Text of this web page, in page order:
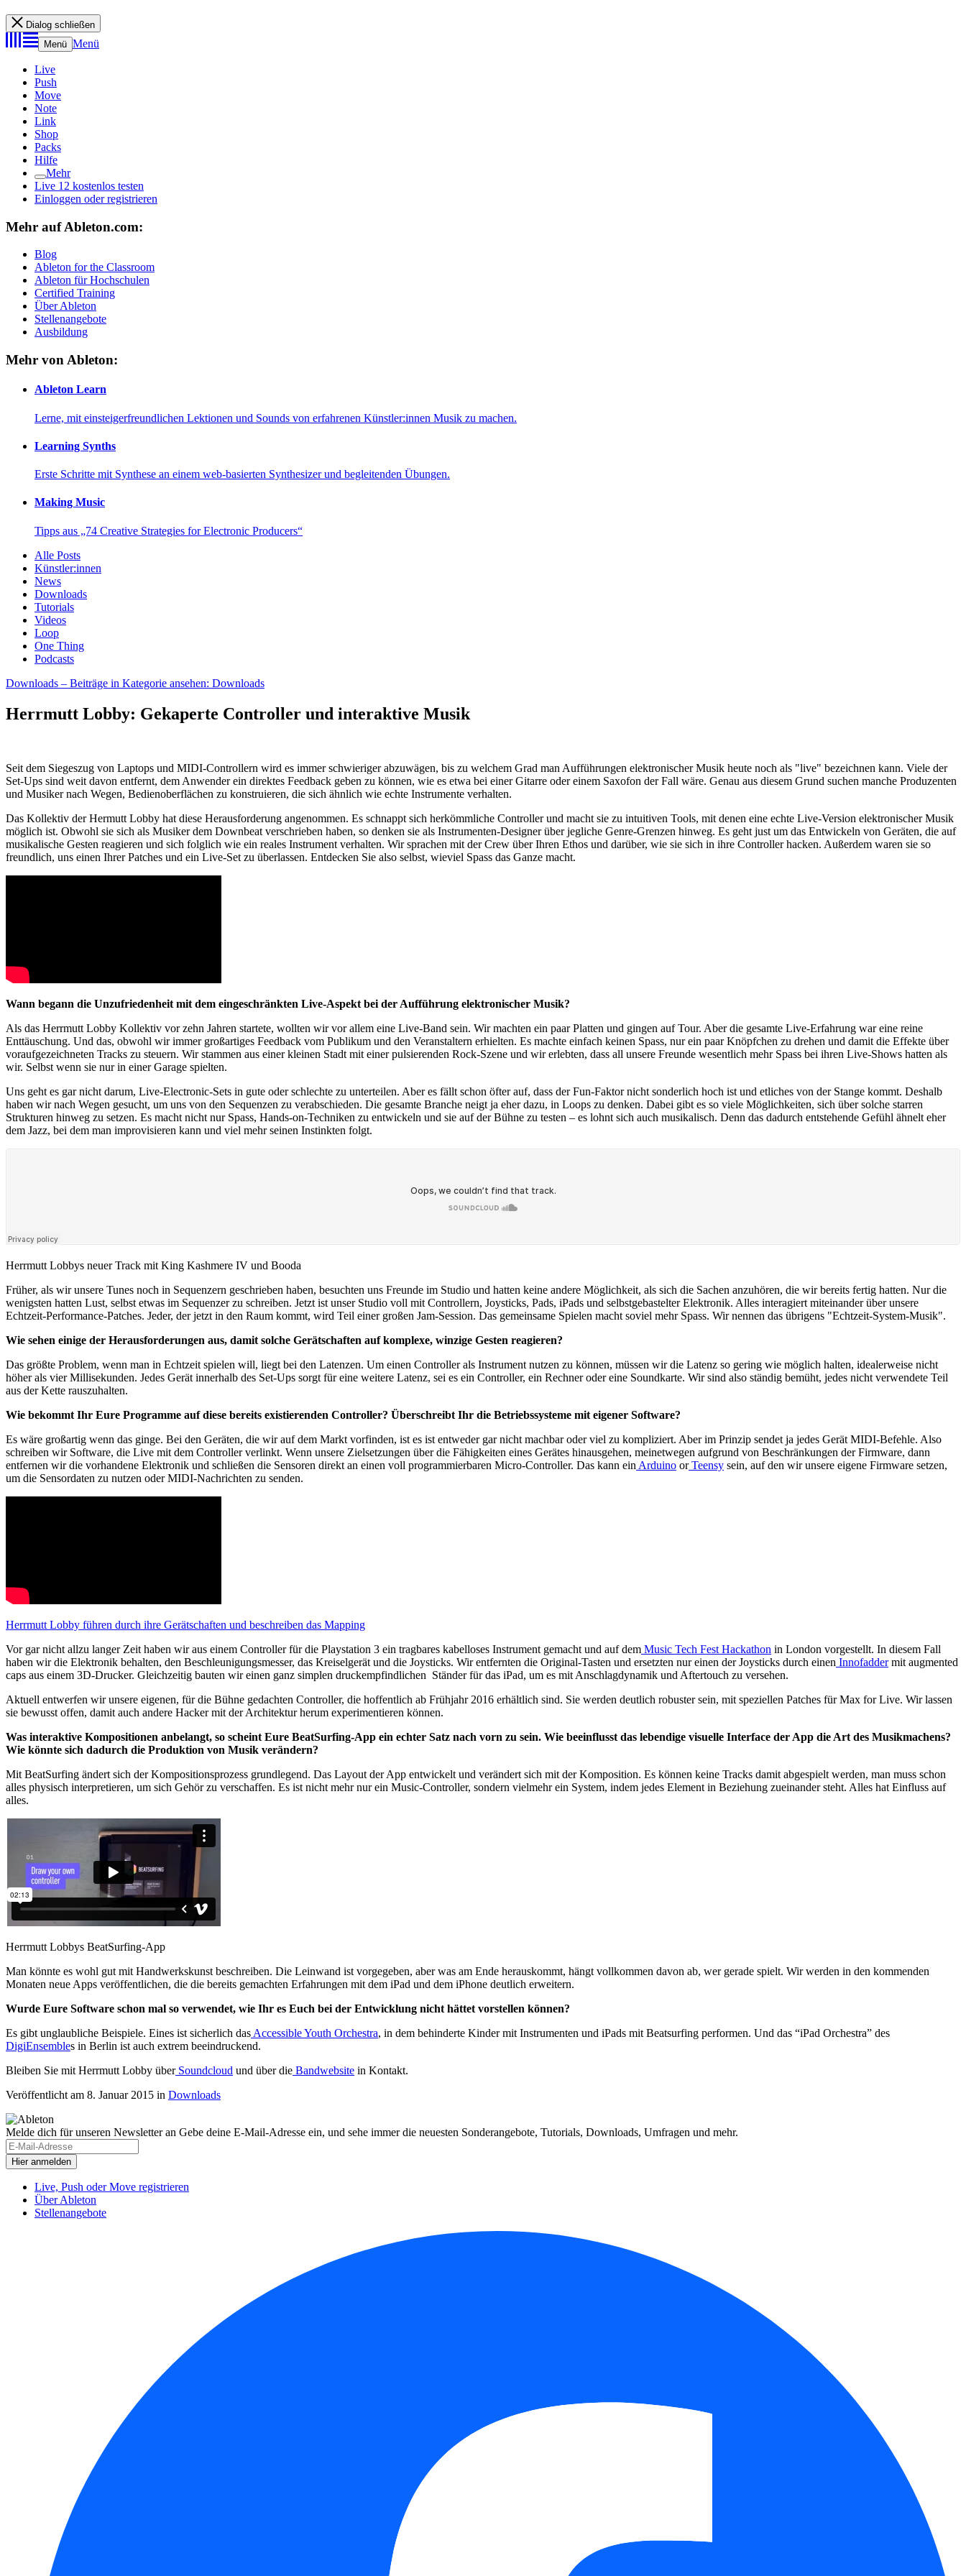
Dialog schließen
Menü Menü
Live
Push
Move
Note
Link
Shop
Packs
Hilfe
Mehr
Live 12 kostenlos testen
Einloggen oder registrieren
Mehr auf Ableton.com:
Blog
Ableton for the Classroom
Ableton für Hochschulen
Certified Training
Über Ableton
Stellenangebote
Ausbildung
Mehr von Ableton:
Ableton Learn
Lerne, mit einsteigerfreundlichen Lektionen und Sounds von erfahrenen Künstler:innen Musik zu machen.
Learning Synths
Erste Schritte mit Synthese an einem web-basierten Synthesizer und begleitenden Übungen.
Making Music
Tipps aus „74 Creative Strategies for Electronic Producers“
Alle Posts
Künstler:innen
News
Downloads
Tutorials
Videos
Loop
One Thing
Podcasts
Downloads – Beiträge in Kategorie ansehen: Downloads
Herrmutt Lobby: Gekaperte Controller und interaktive Musik
Seit dem Siegeszug von Laptops und MIDI-Controllern wird es immer schwieriger abzuwägen, bis zu welchem Grad man Aufführungen elektronischer Musik heute noch als "live" bezeichnen kann. Viele der
Set-Ups sind weit davon entfernt, dem Anwender ein direktes Feedback geben zu können, wie es etwa bei einer Gitarre oder einem Saxofon der Fall wäre. Genau aus diesem Grund suchen manche Produzenten
und Musiker nach Wegen, Bedienoberflächen zu konstruieren, die sich ähnlich wie echte Instrumente verhalten.
Das Kollektiv der Hermutt Lobby hat diese Herausforderung angenommen. Es schnappt sich herkömmliche Controller und macht sie zu intuitiven Tools, mit denen eine echte Live-Version elektronischer Musik
möglich ist. Obwohl sie sich als Musiker dem Downbeat verschrieben haben, so denken sie als Instrumenten-Designer über jegliche Genre-Grenzen hinweg. Es geht just um das Entwickeln von Geräten, die auf
musikalische Gesten reagieren und sich folglich wie ein reales Instrument verhalten. Wir sprachen mit der Crew über Ihren Ethos und darüber, wie sie sich in ihre Controller hacken. Außerdem waren sie so
freundlich, uns einen Ihrer Patches und ein Live-Set zu überlassen. Entdecken Sie also selbst, wieviel Spass das Ganze macht.
Wann begann die Unzufriedenheit mit dem eingeschränkten Live-Aspekt bei der Aufführung elektronischer Musik?
Als das Herrmutt Lobby Kollektiv vor zehn Jahren startete, wollten wir vor allem eine Live-Band sein. Wir machten ein paar Platten und gingen auf Tour. Aber die gesamte Live-Erfahrung war eine reine
Enttäuschung. Und das, obwohl wir immer großartiges Feedback vom Publikum und den Veranstaltern erhielten. Es machte einfach keinen Spass, nur ein paar Knöpfchen zu drehen und damit die Effekte über
voraufgezeichneten Tracks zu steuern. Wir stammen aus einer kleinen Stadt mit einer pulsierenden Rock-Szene und wir erlebten, dass all unsere Freunde wesentlich mehr Spass bei ihren Live-Shows hatten als
wir. Selbst wenn sie nur in einer Garage spielten.
Uns geht es gar nicht darum, Live-Electronic-Sets in gute oder schlechte zu unterteilen. Aber es fällt schon öfter auf, dass der Fun-Faktor nicht sonderlich hoch ist und etliches von der Stange kommt. Deshalb
haben wir nach Wegen gesucht, um uns von den Sequenzen zu verabschieden. Die gesamte Branche neigt ja eher dazu, in Loops zu denken. Dabei gibt es so viele Möglichkeiten, sich über solche starren
Strukturen hinweg zu setzen. Es macht nicht nur Spass, Hands-on-Techniken zu entwickeln und sie auf der Bühne zu testen – es lohnt sich auch musikalisch. Denn das dadurch entstehende Gefühl ähnelt eher
dem Jazz, bei dem man improvisieren kann und viel mehr seinen Instinkten folgt.
Herrmutt Lobbys neuer Track mit King Kashmere IV und Booda
Früher, als wir unsere Tunes noch in Sequenzern geschrieben haben, besuchten uns Freunde im Studio und hatten keine andere Möglichkeit, als sich die Sachen anzuhören, die wir bereits fertig hatten. Nur die
wenigsten hatten Lust, selbst etwas im Sequenzer zu schreiben. Jetzt ist unser Studio voll mit Controllern, Joysticks, Pads, iPads und selbstgebastelter Elektronik. Alles interagiert miteinander über unsere
Echtzeit-Performance-Patches. Jeder, der jetzt in den Raum kommt, wird Teil einer großen Jam-Session. Das gemeinsame Spielen macht soviel mehr Spass. Wir nennen das übrigens "Echtzeit-System-Musik".
Wie sehen einige der Herausforderungen aus, damit solche Gerätschaften auf komplexe, winzige Gesten reagieren?
Das größte Problem, wenn man in Echtzeit spielen will, liegt bei den Latenzen. Um einen Controller als Instrument nutzen zu können, müssen wir die Latenz so gering wie möglich halten, idealerweise nicht
höher als vier Millisekunden. Jedes Gerät innerhalb des Set-Ups sorgt für eine weitere Latenz, sei es ein Controller, ein Rechner oder eine Soundkarte. Wir sind also ständig bemüht, jedes nicht verwendete Teil
aus der Kette rauszuhalten.
Wie bekommt Ihr Eure Programme auf diese bereits existierenden Controller? Überschreibt Ihr die Betriebssysteme mit eigener Software?
Es wäre großartig wenn das ginge. Bei den Geräten, die wir auf dem Markt vorfinden, ist es ist entweder gar nicht machbar oder viel zu kompliziert. Aber im Prinzip sendet ja jedes Gerät MIDI-Befehle. Also
schreiben wir Software, die Live mit dem Controller verlinkt. Wenn unsere Zielsetzungen über die Fähigkeiten eines Gerätes hinausgehen, meinetwegen aufgrund von Beschränkungen der Firmware, dann
entfernen wir die vorhandene Elektronik und schließen die Sensoren direkt an einen voll programmierbaren Micro-Controller. Das kann einArduino orTeensy sein, auf den wir unsere eigene Firmware setzen,
um die Sensordaten zu nutzen oder MIDI-Nachrichten zu senden.
Herrmutt Lobby führen durch ihre Gerätschaften und beschreiben das Mapping
Vor gar nicht allzu langer Zeit haben wir aus einem Controller für die Playstation 3 ein tragbares kabelloses Instrument gemacht und auf dem Music Tech Fest Hackathon in London vorgestellt. In diesem Fall
haben wir die Elektronik behalten, den Beschleunigungsmesser, das Kreiselgerät und die Joysticks. Wir entfernten die Original-Tasten und ersetzten nur einen der Joysticks durch einen Innofaddermit augmented
caps aus einem 3D-Drucker. Gleichzeitig bauten wir einen ganz simplen druckempfindlichen Ständer für das iPad, um es mit Anschlagdynamik und Aftertouch zu versehen.
Aktuell entwerfen wir unsere eigenen, für die Bühne gedachten Controller, die hoffentlich ab Frühjahr 2016 erhältlich sind. Sie werden deutlich robuster sein, mit speziellen Patches für Max for Live. Wir lassen
sie bewusst offen, damit auch andere Hacker mit der Architektur herum experimentieren können.
Was interaktive Kompositionen anbelangt, so scheint Eure BeatSurfing-App ein echter Satz nach vorn zu sein. Wie beeinflusst das lebendige visuelle Interface der App die Art des Musikmachens?
Wie könnte sich dadurch die Produktion von Musik verändern?
Mit BeatSurfing ändert sich der Kompositionsprozess grundlegend. Das Layout der App entwickelt und verändert sich mit der Komposition. Es können keine Tracks damit abgespielt werden, man muss schon
alles physisch interpretieren, um sich Gehör zu verschaffen. Es ist nicht mehr nur ein Music-Controller, sondern vielmehr ein System, indem jedes Element in Beziehung zueinander steht. Alles hat Einfluss auf
alles.
Herrmutt Lobbys BeatSurfing-App
Man könnte es wohl gut mit Handwerkskunst beschreiben. Die Leinwand ist vorgegeben, aber was am Ende herauskommt, hängt vollkommen davon ab, wer gerade spielt. Wir werden in den kommenden
Monaten neue Apps veröffentlichen, die die bereits gemachten Erfahrungen mit dem iPad und dem iPhone deutlich erweitern.
Wurde Eure Software schon mal so verwendet, wie Ihr es Euch bei der Entwicklung nicht hättet vorstellen können?
Es gibt unglaubliche Beispiele. Eines ist sicherlich dasAccessible Youth Orchestra, in dem behinderte Kinder mit Instrumenten und iPads mit Beatsurfing performen. Und das “iPad Orchestra” des
DigiEnsembles in Berlin ist auch extrem beeindruckend.
Bleiben Sie mit Herrmutt Lobby überSoundcloud und über die Bandwebsite in Kontakt.
Veröffentlicht am 8. Januar 2015 in Downloads
Melde dich für unseren Newsletter an Gebe deine E-Mail-Adresse ein, und sehe immer die neuesten Sonderangebote, Tutorials, Downloads, Umfragen und mehr.
Live, Push oder Move registrieren
Über Ableton
Stellenangebote